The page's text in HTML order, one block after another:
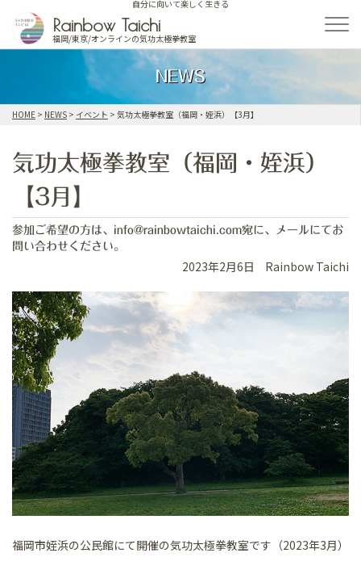
content
自分に向いて楽しく生きる
Rainbow Taichi
福岡/東京/オンラインの気功太極拳教室
NEWS
HOME > NEWS > イベント > 気功太極拳教室（福岡・姪浜）【3月】
気功太極拳教室（福岡・姪浜）
【3月】
参加ご希望の方は、info@rainbowtaichi.com宛に、メールにてお
問い合わせください。
2023年2月6日 Rainbow Taichi
福岡市姪浜の公民館にて開催の気功太極拳教室です（2023年3月）